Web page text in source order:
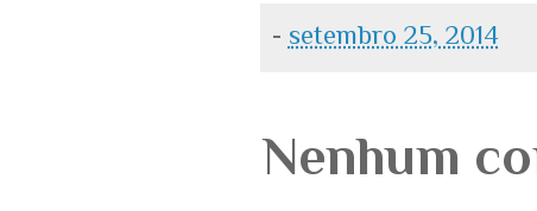
- setembro 25, 2014
Nenhum